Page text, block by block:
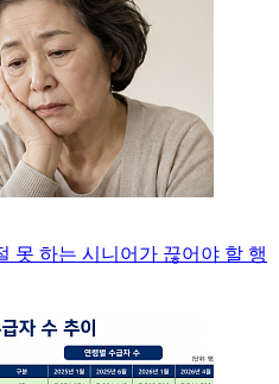
못 하는 시니어가 끊어야 할 행